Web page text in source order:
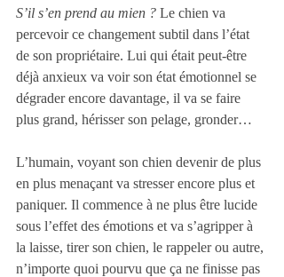
S’il s’en prend au mien ? Le chien va
percevoir ce changement subtil dans l’état
de son propriétaire. Lui qui était peut-être
déjà anxieux va voir son état émotionnel se
dégrader encore davantage, il va se faire
plus grand, hérisser son pelage, gronder…
L’humain, voyant son chien devenir de plus
en plus menaçant va stresser encore plus et
paniquer. Il commence à ne plus être lucide
sous l’effet des émotions et va s’agripper à
la laisse, tirer son chien, le rappeler ou autre,
n’importe quoi pourvu que ça ne finisse pas